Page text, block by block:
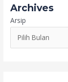
Archives
Arsip